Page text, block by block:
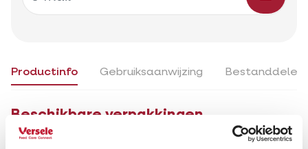
Productinfo Gebruiksaanwijzing Bestanddelen
Beschikbare verpakkingen
5kg (EAN5410340110119)